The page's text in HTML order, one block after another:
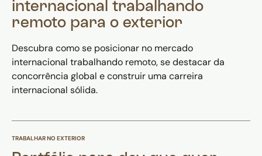
internacional trabalhando
remoto para o exterior
Descubra como se posicionar no mercado
internacional trabalhando remoto, se destacar da
concorrência global e construir uma carreira
internacional sólida.
TRABALHAR NO EXTERIOR